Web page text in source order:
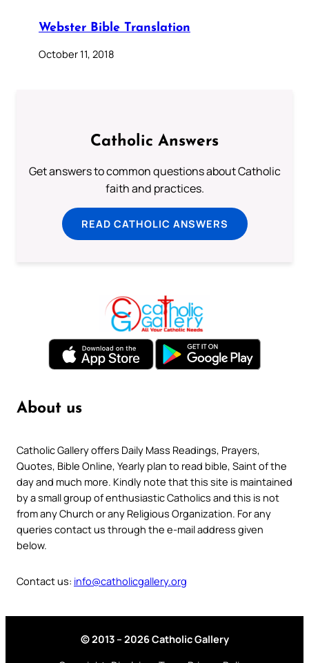
Webster Bible Translation
October 11, 2018
Catholic Answers
Get answers to common questions about Catholic
faith and practices.
READ CATHOLIC ANSWERS
About us
Catholic Gallery offers Daily Mass Readings, Prayers,
Quotes, Bible Online, Yearly plan to read bible, Saint of the
day and much more. Kindly note that this site is maintained
by a small group of enthusiastic Catholics and this is not
from any Church or any Religious Organization. For any
queries contact us through the e-mail address given
below.
Contact us: info@catholicgallery.org
© 2013 – 2026 Catholic Gallery